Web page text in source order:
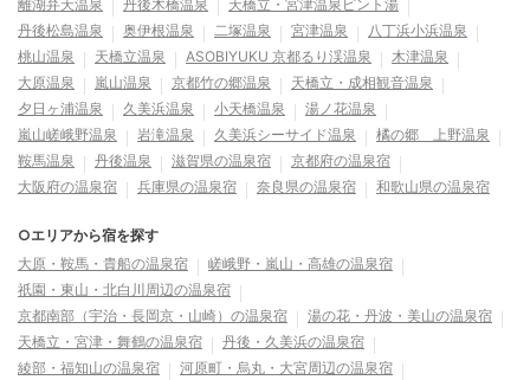
離湖弁天温泉
丹後木橋温泉
天橋立・宮津温泉ピント湯
丹後松島温泉
奥伊根温泉 二塚温泉 宮津温泉
八丁浜小浜温泉
桃山温泉
天橋立温泉 ASOBIYUKU 京都るり渓温泉
木津温泉
大原温泉
嵐山温泉 京都竹の郷温泉
天橋立・成相観音温泉
夕日ヶ浦温泉
久美浜温泉 小天橋温泉
湯ノ花温泉
嵐山嵯峨野温泉
岩滝温泉 久美浜シーサイド温泉
橘の郷 上野温泉
鞍馬温泉
丹後温泉 滋賀県の温泉宿
京都府の温泉宿
大阪府の温泉宿
兵庫県の温泉宿 奈良県の温泉宿 和歌山県の温泉宿
○エリアから宿を探す
大原・鞍馬・貴船の温泉宿
嵯峨野・嵐山・高雄の温泉宿
祇園・東山・北白川周辺の温泉宿
京都南部（宇治・長岡京・山崎）の温泉宿
湯の花・丹波・美山の温泉宿
天橋立・宮津・舞鶴の温泉宿
丹後・久美浜の温泉宿
綾部・福知山の温泉宿
河原町・烏丸・大宮周辺の温泉宿